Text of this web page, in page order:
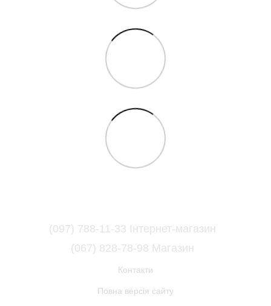
(097) 788-11-33 Інтернет-магазин
(067) 828-78-98 Магазин
Контакти
Повна версія сайту